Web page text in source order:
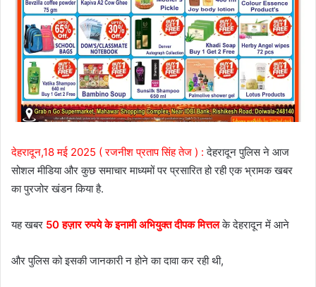
देहरादून,18 मई 2025 ( रजनीश प्रताप सिंह तेज ) : देहरादून पुलिस ने आज
सोशल मीडिया और कुछ समाचार माध्यमों पर प्रसारित हो रही एक भ्रामक खबर
का पुरजोर खंडन किया है.
यह खबर 50 हज़ार रुपये के इनामी अभियुक्त दीपक मित्तल के देहरादून में आने
और पुलिस को इसकी जानकारी न होने का दावा कर रही थी,